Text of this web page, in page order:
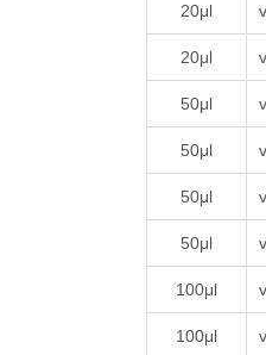
20μl
20μl
50μl
50μl
50μl
50μl
100μl
100μl